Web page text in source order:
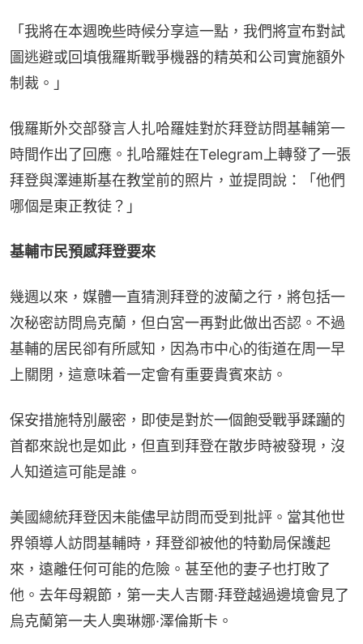
「我將在本週晚些時候分享這一點，我們將宣布對試
圖逃避或回填俄羅斯戰爭機器的精英和公司實施額外
制裁。」
俄羅斯外交部發言人扎哈羅娃對於拜登訪問基輔第一
時間作出了回應。扎哈羅娃在Telegram上轉發了一張
拜登與澤連斯基在教堂前的照片，並提問說：「他們
哪個是東正教徒？」
基輔市民預感拜登要來
幾週以來，媒體一直猜測拜登的波蘭之行，將包括一
次秘密訪問烏克蘭，但白宮一再對此做出否認。不過
基輔的居民卻有所感知，因為市中心的街道在周一早
上關閉，這意味着一定會有重要貴賓來訪。
保安措施特別嚴密，即使是對於一個飽受戰爭蹂躪的
首都來說也是如此，但直到拜登在散步時被發現，沒
人知道這可能是誰。
美國總統拜登因未能儘早訪問而受到批評。當其他世
界領導人訪問基輔時，拜登卻被他的特勤局保護起
來，遠離任何可能的危險。甚至他的妻子也打敗了
他。去年母親節，第一夫人吉爾·拜登越過邊境會見了
烏克蘭第一夫人奧琳娜·澤倫斯卡。